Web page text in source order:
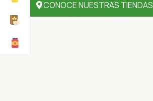
CONOCE NUESTRAS TIENDAS